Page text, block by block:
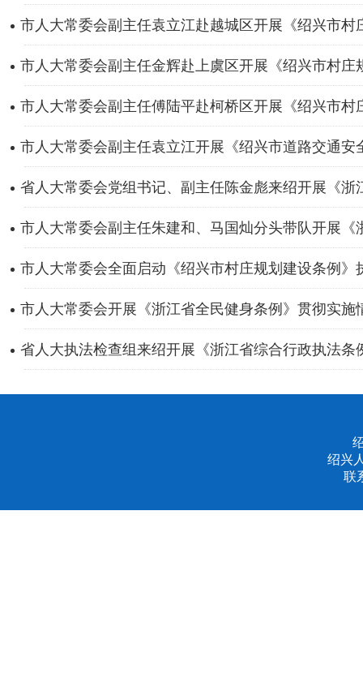
市人大常委会副主任袁立江赴越城区开展《绍兴市村
市人大常委会副主任金辉赴上虞区开展《绍兴市村庄
市人大常委会副主任傅陆平赴柯桥区开展《绍兴市村
市人大常委会副主任袁立江开展《绍兴市道路交通安
省人大常委会党组书记、副主任陈金彪来绍开展《浙
市人大常委会副主任朱建和、马国灿分头带队开展《
市人大常委会全面启动《绍兴市村庄规划建设条例》
市人大常委会开展《浙江省全民健身条例》贯彻实施
省人大执法检查组来绍开展《浙江省综合行政执法条
绍兴
联